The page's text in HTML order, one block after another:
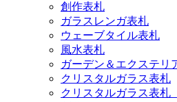
創作表札
ガラスレンガ表札
ウェーブタイル表札
風水表札
ガーデン＆エクステリ
クリスタルガラス表札
クリスタルガラス表札